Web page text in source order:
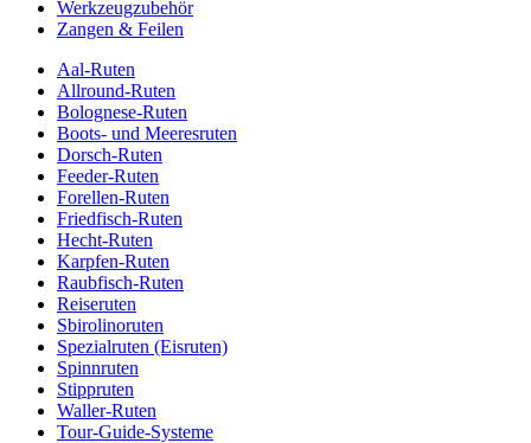
Werkzeugzubehör
Zangen & Feilen
Aal-Ruten
Allround-Ruten
Bolognese-Ruten
Boots- und Meeresruten
Dorsch-Ruten
Feeder-Ruten
Forellen-Ruten
Friedfisch-Ruten
Hecht-Ruten
Karpfen-Ruten
Raubfisch-Ruten
Reiseruten
Sbirolinoruten
Spezialruten (Eisruten)
Spinnruten
Stippruten
Waller-Ruten
Tour-Guide-Systeme